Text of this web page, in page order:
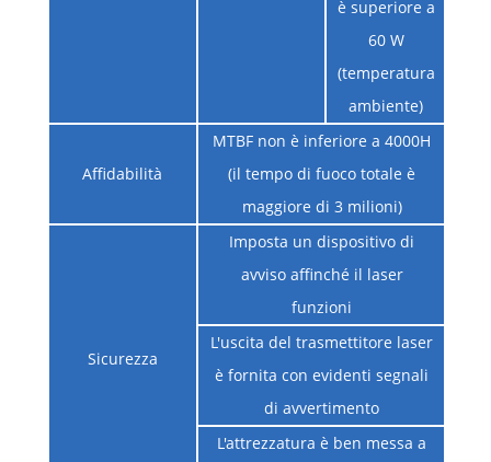
è superiore a
60 W
(temperatura
ambiente)
Affidabilità
MTBF non è inferiore a 4000H
(il tempo di fuoco totale è
maggiore di 3 milioni)
Sicurezza
Imposta un dispositivo di
avviso affinché il laser
funzioni
L'uscita del trasmettitore laser
è fornita con evidenti segnali
di avvertimento
L'attrezzatura è ben messa a